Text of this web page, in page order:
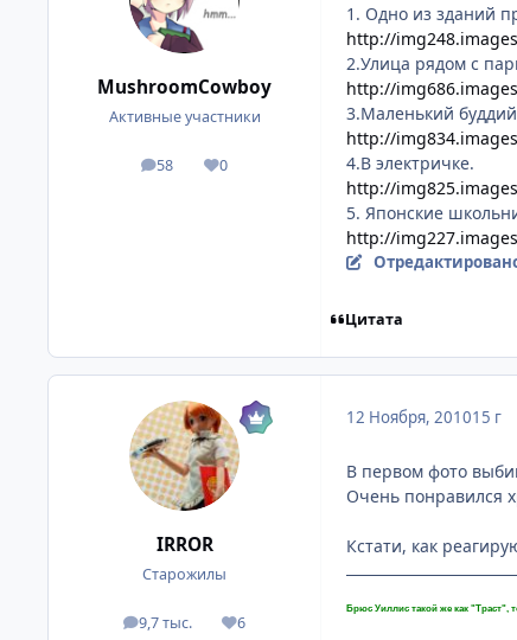
MushroomCowboy
Активные участники
58
посты 0
Репутация
1. Одно из зданий
http://
2.Улица рядом с
http://
3.Маленький
http://
4.В электричке.
http://
5. Японские
http://
Цитата
IRROR
Старожилы
9,7 тыс.
посты 6
Репутация
12 Ноября, 201015 г
В первом фото
Очень понравился
Кстати, как
Брюс Уиллис такой же как "Траст",